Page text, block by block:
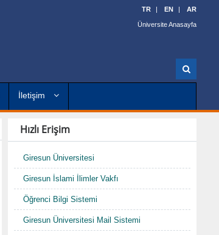
TR EN AR
Üniversite Anasayfa
r
İletişim
Hızlı Erişim
Giresun Üniversitesi
Giresun İslami İlimler Vakfı
Öğrenci Bilgi Sistemi
Giresun Üniversitesi Mail Sistemi